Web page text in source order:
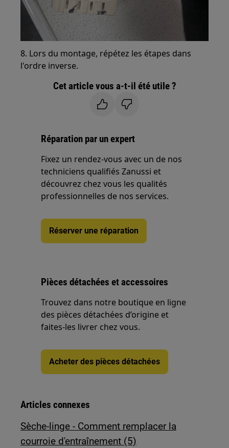
8. Lors du montage, répétez les étapes dans
l'ordre inverse.
Cet article vous a-t-il été utile ?
Réparation par un expert
Fixez un rendez-vous avec un de nos
techniciens qualifiés Zanussi et
découvrez chez vous les qualités
professionnelles de nos services.
Réserver une réparation
Pièces détachées et accessoires
Trouvez dans notre boutique en ligne
des pièces détachées d’origine et
faites-les livrer chez vous.
Acheter des pièces détachées
Articles connexes
Sèche-linge - Comment remplacer la
courroie d'entraînement (5)